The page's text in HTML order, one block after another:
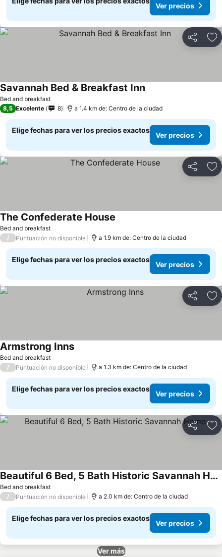
Ver precios
Compartir
Bed and breakfast
Savannah Bed & Breakfast Inn
8,5 Excelente 8 a 1.4 km de: Centro de la ciudad
Elige fechas para ver los precios exactos
Ver precios
Compartir
Bed and breakfast
The Confederate House
/ Puntuación no disponible a 1.9 km de: Centro de la ciudad
Elige fechas para ver los precios exactos
Ver precios
Compartir
Bed and breakfast
Armstrong Inns
/ Puntuación no disponible a 1.3 km de: Centro de la ciudad
Elige fechas para ver los precios exactos
Ver precios
Compartir
Bed and breakfast
Beautiful 6 Bed, 5 Bath Historic Savannah Home
/ Puntuación no disponible a 2.0 km de: Centro de la ciudad
Elige fechas para ver los precios exactos
Ver precios
Ver más